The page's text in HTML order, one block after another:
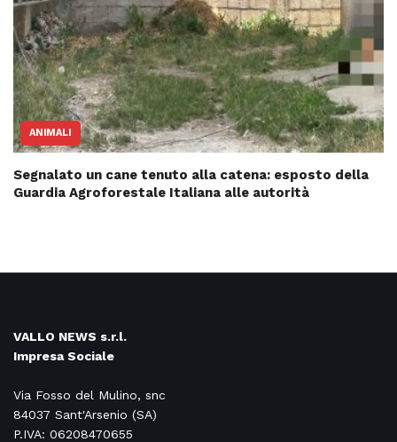
ANIMALI
Segnalato un cane tenuto alla catena: esposto della
Guardia Agroforestale Italiana alle autorità
VALLO NEWS s.r.l.
Impresa Sociale
Via Fosso del Mulino, snc
84037 Sant'Arsenio (SA)
P.IVA: 06208470655